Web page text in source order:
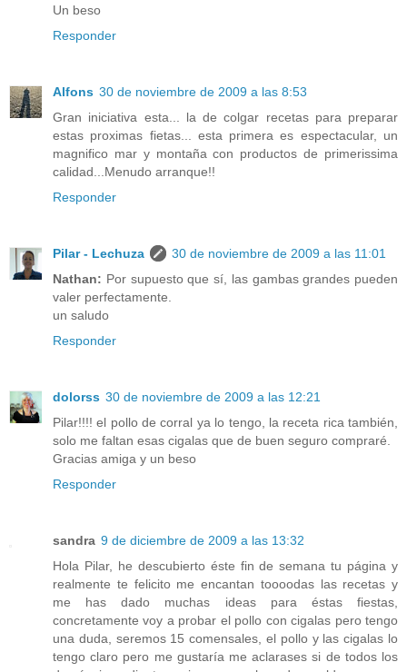
Un beso
Responder
Alfons 30 de noviembre de 2009 a las 8:53
Gran iniciativa esta... la de colgar recetas para preparar
estas proximas fietas... esta primera es espectacular, un
magnifico mar y montaña con productos de primerissima
calidad...Menudo arranque!!
Responder
Pilar - Lechuza
30 de noviembre de 2009 a las 11:01
Nathan: Por supuesto que sí, las gambas grandes pueden
valer perfectamente.
un saludo
Responder
dolorss 30 de noviembre de 2009 a las 12:21
Pilar!!!! el pollo de corral ya lo tengo, la receta rica también,
solo me faltan esas cigalas que de buen seguro compraré.
Gracias amiga y un beso
Responder
sandra 9 de diciembre de 2009 a las 13:32
Hola Pilar, he descubierto éste fin de semana tu página y
realmente te felicito me encantan toooodas las recetas y
me has dado muchas ideas para éstas fiestas,
concretamente voy a probar el pollo con cigalas pero tengo
una duda, seremos 15 comensales, el pollo y las cigalas lo
tengo claro pero me gustaría me aclarases si de todos los